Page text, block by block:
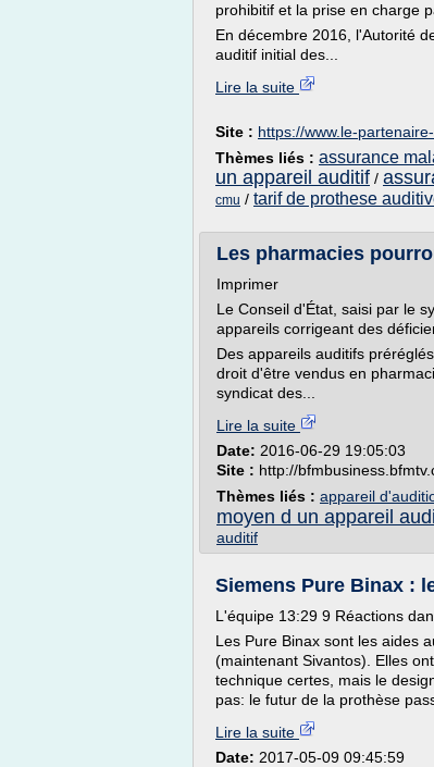
prohibitif et la prise en charge
En décembre 2016, l'Autorité
auditif initial des...
Lire la suite
Site : https://www.le-
Thèmes liés : assurance
un appareil auditif /
cmu / tarif de prothese
Les pharmacies
Imprimer
Le Conseil d'État, saisi par le
appareils corrigeant des
Des appareils auditifs
droit d'être vendus en
syndicat des...
Lire la suite
Date: 2016-06-29 19:05:03
Site : http://
Thèmes liés : appareil
moyen d un appareil
auditif
Siemens Pure Binax :
L'équipe 13:29 9 Réactions
Les Pure Binax sont les aides
(maintenant Sivantos). Elles
technique certes, mais le
pas: le futur de la prothèse
Lire la suite
Date: 2017-05-09 09:45:59